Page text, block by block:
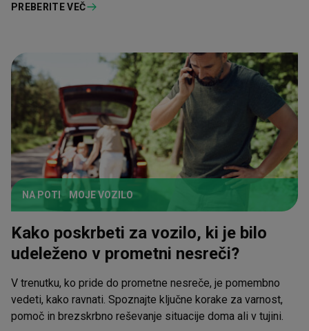
PREBERITE VEČ
NA POTI MOJE VOZILO
Kako poskrbeti za vozilo, ki je bilo
udeleženo v prometni nesreči?
V trenutku, ko pride do prometne nesreče, je pomembno
vedeti, kako ravnati. Spoznajte ključne korake za varnost,
pomoč in brezskrbno reševanje situacije doma ali v tujini.